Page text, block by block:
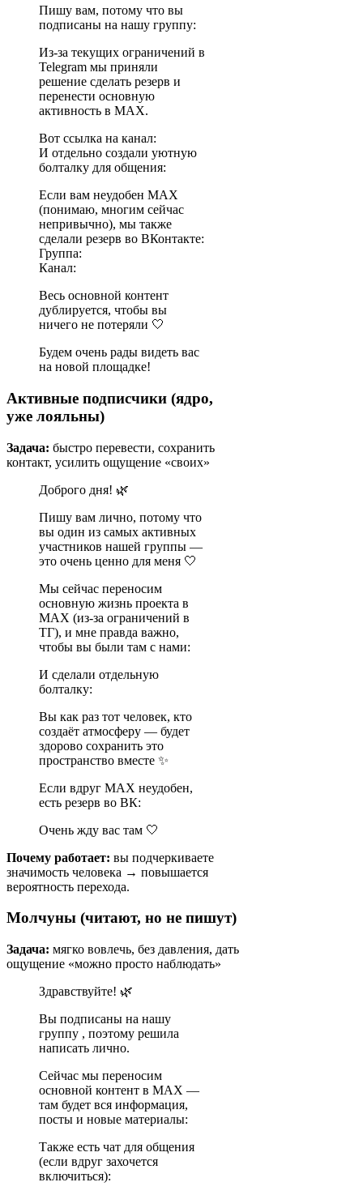
Пишу вам, потому что вы
подписаны на нашу группу:
Из-за текущих ограничений в
Telegram мы приняли
решение сделать резерв и
перенести основную
активность в MAX.
Вот ссылка на канал:
И отдельно создали уютную
болталку для общения:
Если вам неудобен MAX
(понимаю, многим сейчас
непривычно), мы также
сделали резерв во ВКонтакте:
Группа:
Канал:
Весь основной контент
дублируется, чтобы вы
ничего не потеряли 🤍
Будем очень рады видеть вас
на новой площадке!
Активные подписчики (ядро,
уже лояльны)
Задача: быстро перевести, сохранить
контакт, усилить ощущение «своих»
Доброго дня! 🌿
Пишу вам лично, потому что
вы один из самых активных
участников нашей группы —
это очень ценно для меня 🤍
Мы сейчас переносим
основную жизнь проекта в
MAX (из-за ограничений в
ТГ), и мне правда важно,
чтобы вы были там с нами:
И сделали отдельную
болталку:
Вы как раз тот человек, кто
создаёт атмосферу — будет
здорово сохранить это
пространство вместе ✨
Если вдруг MAX неудобен,
есть резерв во ВК:
Очень жду вас там 🤍
Почему работает: вы подчеркиваете
значимость человека → повышается
вероятность перехода.
Молчуны (читают, но не пишут)
Задача: мягко вовлечь, без давления, дать
ощущение «можно просто наблюдать»
Здравствуйте! 🌿
Вы подписаны на нашу
группу , поэтому решила
написать лично.
Сейчас мы переносим
основной контент в MAX —
там будет вся информация,
посты и новые материалы:
Также есть чат для общения
(если вдруг захочется
включиться):